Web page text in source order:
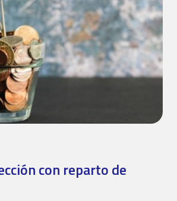
con reparto de